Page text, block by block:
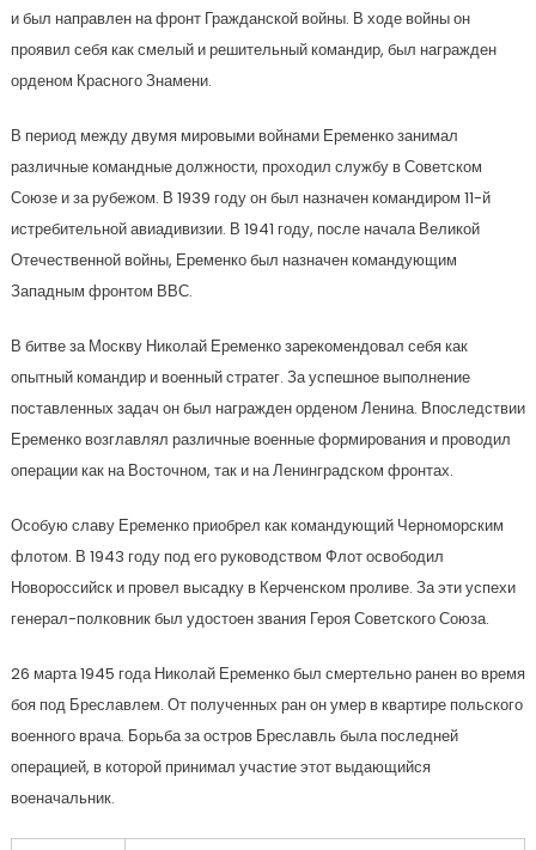
и был направлен на фронт Гражданской войны. В ходе войны он
проявил себя как смелый и решительный командир, был награжден
орденом Красного Знамени.
В период между двумя мировыми войнами Еременко занимал
различные командные должности, проходил службу в Советском
Союзе и за рубежом. В 1939 году он был назначен командиром 11-й
истребительной авиадивизии. В 1941 году, после начала Великой
Отечественной войны, Еременко был назначен командующим
Западным фронтом ВВС.
В битве за Москву Николай Еременко зарекомендовал себя как
опытный командир и военный стратег. За успешное выполнение
поставленных задач он был награжден орденом Ленина. Впоследствии
Еременко возглавлял различные военные формирования и проводил
операции как на Восточном, так и на Ленинградском фронтах.
Особую славу Еременко приобрел как командующий Черноморским
флотом. В 1943 году под его руководством Флот освободил
Новороссийск и провел высадку в Керченском проливе. За эти успехи
генерал-полковник был удостоен звания Героя Советского Союза.
26 марта 1945 года Николай Еременко был смертельно ранен во время
боя под Бреславлем. От полученных ран он умер в квартире польского
военного врача. Борьба за остров Бреславль была последней
операцией, в которой принимал участие этот выдающийся
военачальник.